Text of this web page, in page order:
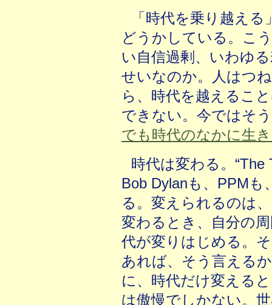
「時代を乗り越え
どうかしている。こ
い自信過剰、いわゆ
せいなのか。人はつ
ら、時代を越えるこ
できない。今ではそ
でも時代のなかに生
時代は変わる。“The
Bob Dylanも、PPMも
る。変えられるのは
変わるとき、自分の
代が変りはじめる。
あれば、そう言える
に、時代だけ変える
は傲慢でしかない。